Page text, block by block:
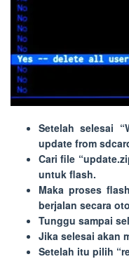
Setelah selesai “
update from
Cari file “
untuk flash.
Maka proses
berjalan secara
Tunggu sampai
Jika selesai akan
Setelah itu pilih “